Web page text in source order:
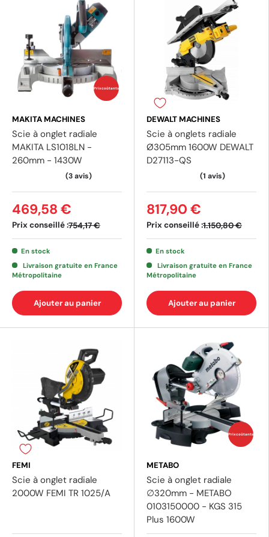
(1 avis)
Prix coûtants
MAKITA MACHINES
Scie à onglet radiale
MAKITA LS1018LN -
260mm - 1430W
Prix conseillé :754,17 €
469,58 €
En stock
Livraison gratuite en France
Métropolitaine
Ajouter au panier
DEWALT MACHINES
Scie à onglets radiale
Ø305mm 1600W DEWALT
D27113-QS
Prix conseillé :1.150,80 €
817,90 €
En stock
Livraison gratuite en France
Métropolitaine
Ajouter au panier
FEMI
Scie à onglet radiale
2000W FEMI TR 1025/A
Prix coûtants
METABO
Scie à onglet radiale
∅320mm - METABO
0103150000 - KGS 315
Plus 1600W